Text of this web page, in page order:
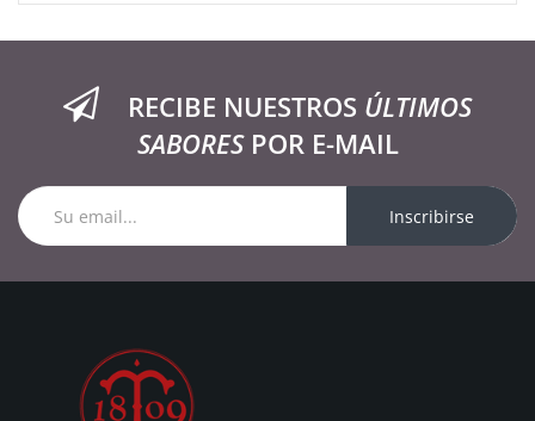
RECIBE NUESTROS ÚLTIMOS
SABORESPOR E-MAIL
Inscribirse